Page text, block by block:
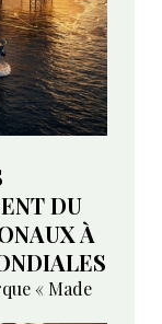
DU
À
« Made